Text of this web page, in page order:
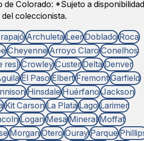
de Colorado: *Sujeto a disponibilidad
del coleccionista.
Archuleta Leer Doblado Roca
Cheyenne Arroyo Claro Conelhos
res) Crowley Custer Delta Denver
El Paso Elbert Fremont Garfield
Hinsdale Huérfano Jackson
Kit Carson La Plata Lago Larimer
Logan Mesa Mineral Moffat
Morgan Otero Ouray Parque